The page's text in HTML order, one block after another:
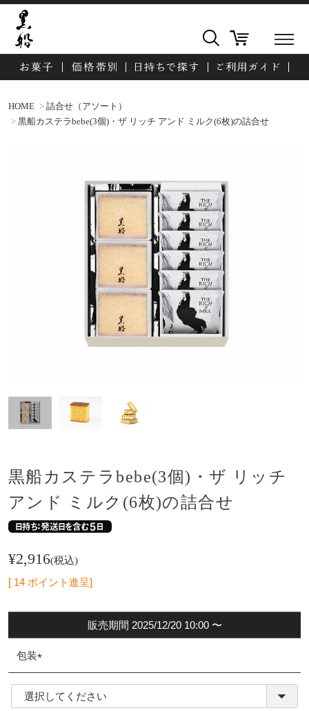
HOME
詰合せ（アソート）
黒船カステラbebe(3個)・ザ リッチ アンド ミルク(6枚)の詰合せ
黒船カステラbebe(3個)・ザ リッチ
アンド ミルク(6枚)の詰合せ
¥2,916 税込
[ 14 ポイント進呈]
販売期間 2025/12/20 10:00 〜
包装
(必
須)